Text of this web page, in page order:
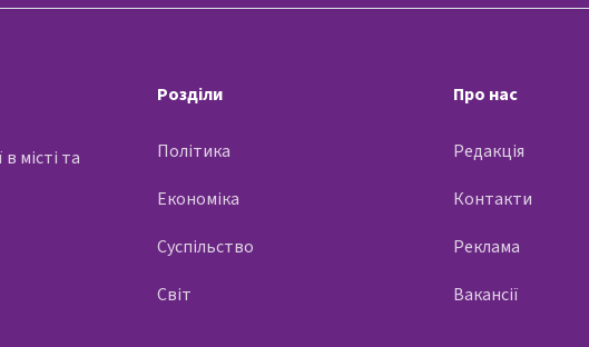
місті та
Розділи
Політика
Економіка
Суспільство
Світ
Про нас
Редакція
Контакти
Реклама
Вакансії